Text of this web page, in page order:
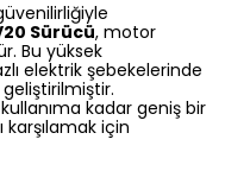
Sürücü, motor
Bu yüksek
elektrik şebekelerinde
kadar geniş bir
karşılamak için